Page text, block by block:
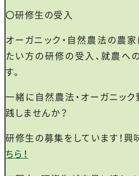
〇研修生の受入
オーガニック・自然農法の農
たい方の研修の受入、就農へ
す。
一緒に自然農法・オーガニック
践しませんか？
研修生の募集をしています！
ちら！